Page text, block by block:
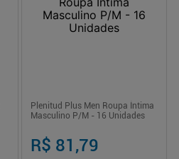
Plenitud Plus Men Roupa Íntima
Masculino P/M - 16 Unidades
R$ 81,79